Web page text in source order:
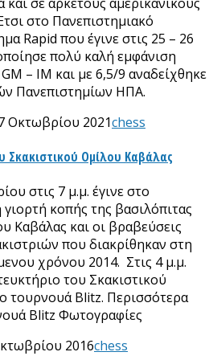
στο Πανεπιστημιακό
Rapid που έγινε στις 25 – 26
πολύ καλή εμφάνιση
– IM και με 6,5/9 αναδείχθηκε
Πανεπιστημίων ΗΠΑ.
Οκτωβρίου 2021chess
Σκακιστικού Ομίλου Καβάλας
στις 7 μ.μ. έγινε στο
κοπής της βασιλόπιτας
Καβάλας και οι βραβεύσεις
που διακρίθηκαν στη
χρόνου 2014. Στις 4 μ.μ.
του Σκακιστικού
τουρνουά Βlitz. Περισσότερα
Blitz Φωτογραφίες
2016chess